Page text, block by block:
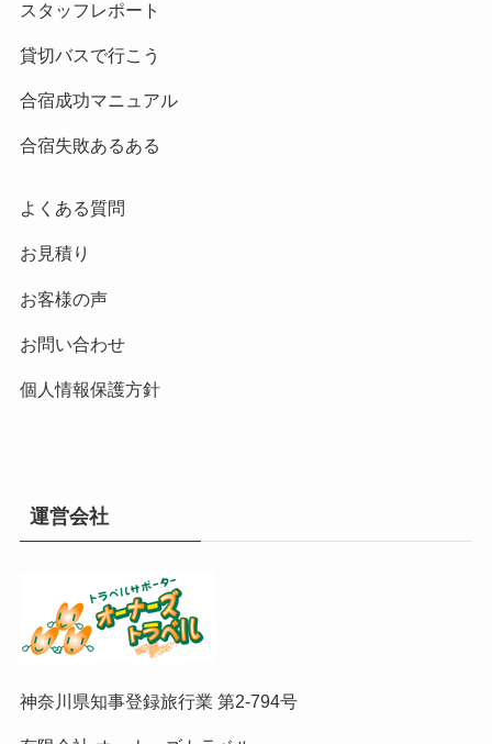
スタッフレポート
貸切バスで行こう
合宿成功マニュアル
合宿失敗あるある
よくある質問
お見積り
お客様の声
お問い合わせ
個人情報保護方針
運営会社
神奈川県知事登録旅行業 第2-794号